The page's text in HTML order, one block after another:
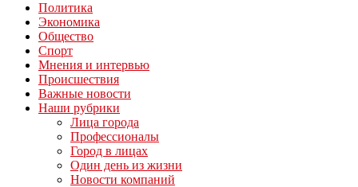
Политика
Экономика
Общество
Спорт
Мнения и интервью
Происшествия
Важные новости
Наши рубрики
Лица города
Профессионалы
Город в лицах
Один день из жизни
Новости компаний